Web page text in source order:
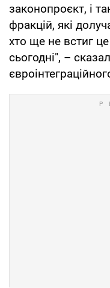
законопроєкт, і
фракцій, які
хто ще не встиг
сьогодні", –